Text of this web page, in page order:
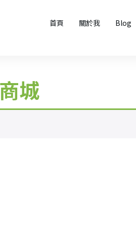
首頁 關於我 Blog
城